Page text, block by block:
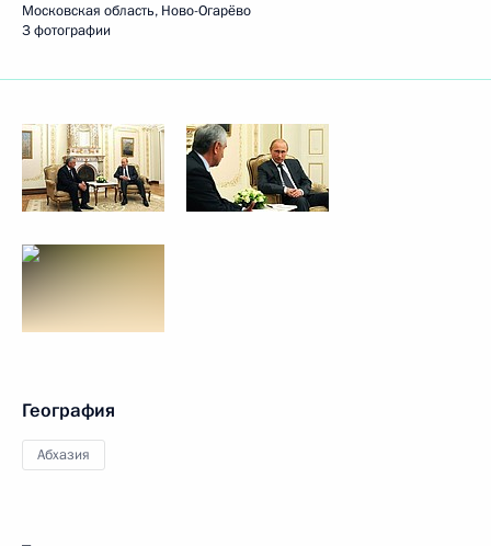
Московская область, Ново-Огарёво
3 фотографии
География
Абхазия